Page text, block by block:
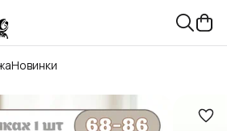
Новинки